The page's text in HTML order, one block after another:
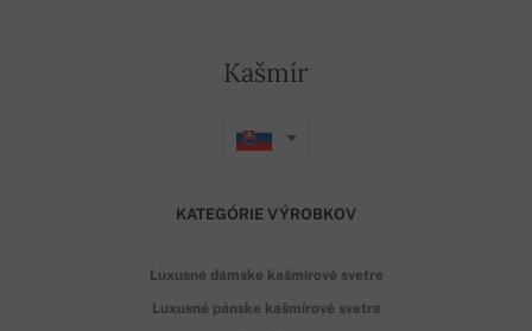
Kašmír
KATEGÓRIE VÝROBKOV
Luxusné dámske kašmírové svetre
Luxusné pánske kašmírové svetre